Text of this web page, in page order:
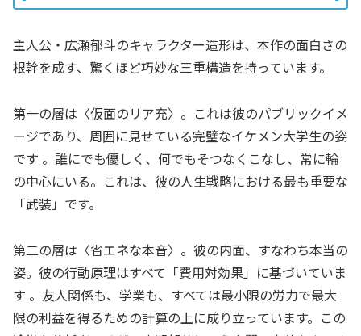
主人公・広瀬郁斗のキャラクター造形は、本作の面白さの
根幹を成す、驚くほど巧妙な三重構造を持っています。
第一の層は〈仮面のリア充〉。これは彼のパブリックイメ
ージであり、周囲に見せている完璧なイケメン大学生の姿
です 。誰にでも優しく、何でもそつなくこなし、常に輪
の中心にいる。これは、彼の人生戦略における最も重要な
「武装」です。
第二の層は〈省エネな本音〉。彼の内面、すなわち本当の
姿。彼の行動原理はすべて「費用対効果」に基づいていま
す 。友人関係も、学業も、すべては最小限の労力で最大
限の利益を得るための計算の上に成り立っています。この